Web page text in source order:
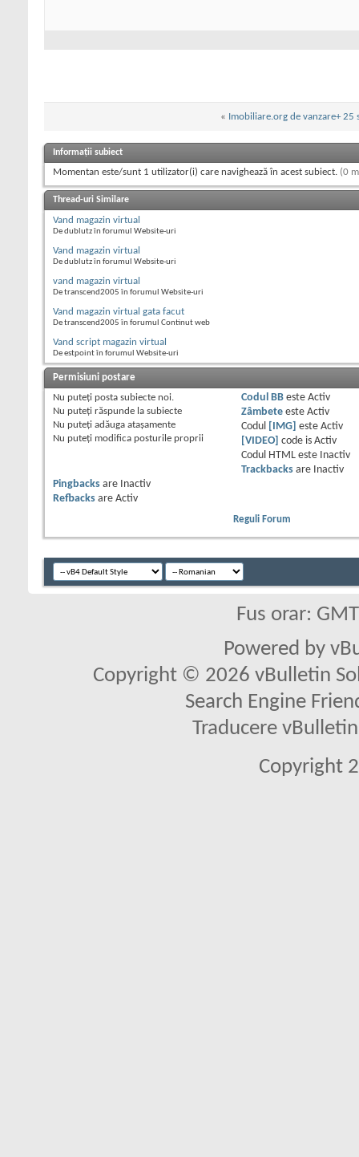
« Imobiliare.org de vanzare+
Informații subiect
Momentan este/sunt 1 utilizator(i) care navighează în acest subiect. (0
Thread-uri Similare
Vand magazin virtual
De dublutz în forumul Website-uri
Vand magazin virtual
De dublutz în forumul Website-uri
vand magazin virtual
De transcend2005 în forumul Website-uri
Vand magazin virtual gata facut
De transcend2005 în forumul Continut web
Vand script magazin virtual
De estpoint în forumul Website-uri
Permisiuni postare
Nu puteţi posta subiecte noi.
Nu puteţi răspunde la subiecte
Nu puteţi adăuga ataşamente
Nu puteţi modifica posturile proprii
Codul BBeste Activ
Zâmbeteeste Activ
Codul
[IMG] este Activ
[VIDEO] code is Activ
Codul HTML este
Inactiv
Trackbacksare
Inactiv
Pingbacks are
Inactiv
Refbacks are Activ
Reguli Forum
Fus orar:
Powered by
Copyright © 2026 vBulletin
Search Engine
Traducere
Copyright